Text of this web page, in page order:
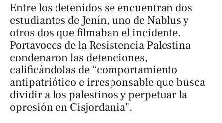
Entre los detenidos se encuentran dos
estudiantes de Jenín, uno de Nablus y
otros dos que filmaban el incidente.
Portavoces de la Resistencia Palestina
condenaron las detenciones,
calificándolas de “comportamiento
antipatriótico e irresponsable que busca
dividir a los palestinos y perpetuar la
opresión en Cisjordania".